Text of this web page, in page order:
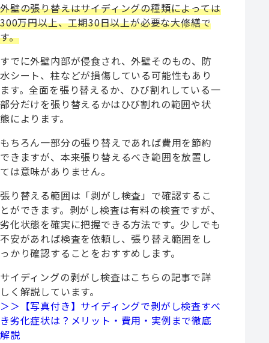
外壁の張り替えはサイディングの種類によっては
300万円以上、工期30日以上が必要な大修繕で
す。
すでに外壁内部が侵食され、外壁そのもの、防
水シート、柱などが損傷している可能性もあり
ます。全面を張り替えるか、ひび割れしている一
部分だけを張り替えるかはひび割れの範囲や状
態によります。
もちろん一部分の張り替えであれば費用を節約
できますが、本来張り替えるべき範囲を放置し
ては意味がありません。
張り替える範囲は「剥がし検査」で確認するこ
とができます。剥がし検査は有料の検査ですが、
劣化状態を確実に把握できる方法です。少しでも
不安があれば検査を依頼し、張り替え範囲をし
っかり確認することをおすすめします。
サイディングの剥がし検査はこちらの記事で詳
しく解説しています。
＞＞【写真付き】サイディングで剥がし検査すべ
き劣化症状は？メリット・費用・実例まで徹底
解説